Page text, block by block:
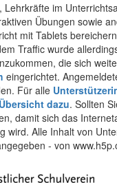
im
Übungen sowie
mit Tablets
Traffic wurde
die sich
eingerichtet.
Für alle
dazu. Sollten
damit sich das
wird. Alle Inhalt von
- von